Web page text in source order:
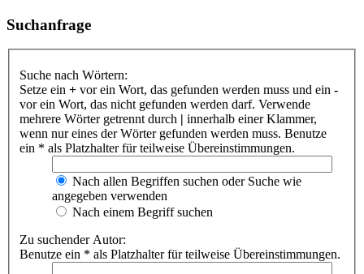
Suchanfrage
Suche nach Wörtern:
Setze ein + vor ein Wort, das gefunden werden muss und ein -
vor ein Wort, das nicht gefunden werden darf. Verwende
mehrere Wörter getrennt durch | innerhalb einer Klammer,
wenn nur eines der Wörter gefunden werden muss. Benutze
ein * als Platzhalter für teilweise Übereinstimmungen.
Nach allen Begriffen suchen oder Suche wie
angegeben verwenden
Nach einem Begriff suchen
Zu suchender Autor:
Benutze ein * als Platzhalter für teilweise Übereinstimmungen.